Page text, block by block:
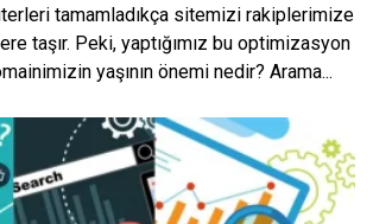
tamamladıkça sitemizi rakiplerimize
taşır. Peki, yaptığımız bu optimizasyon
yaşının önemi nedir? Arama...